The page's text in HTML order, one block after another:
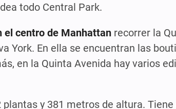
todo Central Park.
el centro de Manhattan recorrer la
York. En ella se encuentran las
en la Quinta Avenida hay varios
y 381 metros de altura. Tiene